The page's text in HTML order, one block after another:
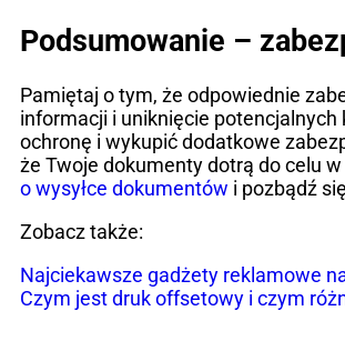
Podsumowanie –
Pamiętaj o tym, że odpowiednie
informacji i uniknięcie
ochronę i wykupić dodatkowe
że Twoje dokumenty dotrą do celu
o wysyłce dokumentów i pozbądź
Zobacz także:
Najciekawsze gadżety reklamowe
Czym jest druk offsetowy i czym